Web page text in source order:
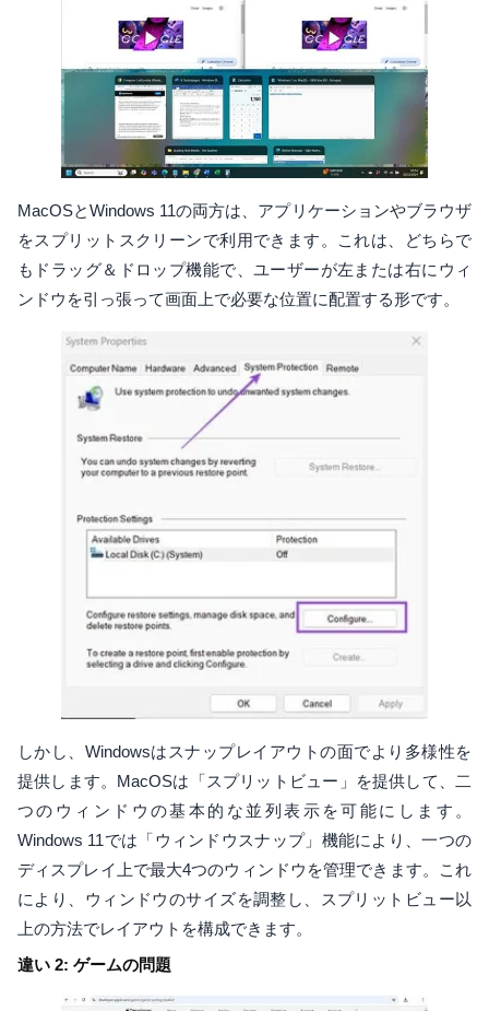
MacOSとWindows 11の両方は、アプリケーションやブラウザ
をスプリットスクリーンで利用できます。これは、どちらで
もドラッグ＆ドロップ機能で、ユーザーが左または右にウィ
ンドウを引っ張って画面上で必要な位置に配置する形です。
しかし、Windowsはスナップレイアウトの面でより多様性を
提供します。MacOSは「スプリットビュー」を提供して、二
つのウィンドウの基本的な並列表示を可能にします。
Windows 11では「ウィンドウスナップ」機能により、一つの
ディスプレイ上で最大4つのウィンドウを管理できます。これ
により、ウィンドウのサイズを調整し、スプリットビュー以
上の方法でレイアウトを構成できます。
違い 2: ゲームの問題